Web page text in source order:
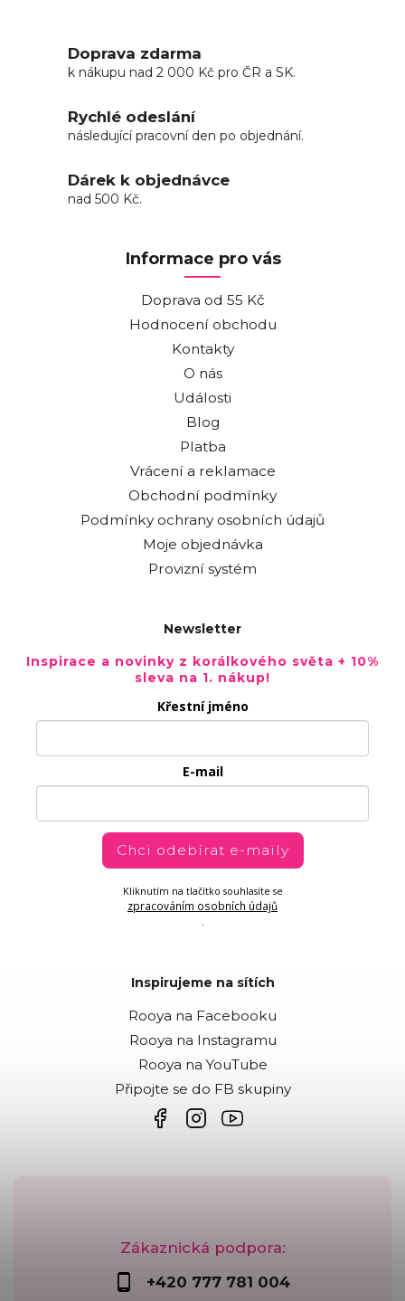
Doprava zdarma
k nákupu nad 2 000 Kč pro ČR a SK.
Rychlé odeslání
následující pracovní den po objednání.
Dárek k objednávce
nad 500 Kč.
Zákaznická podpora:
+420 777 781 004
Informace pro vás
Doprava od 55 Kč
Hodnocení obchodu
Kontakty
O nás
Události
Blog
Platba
Vrácení a reklamace
Obchodní podmínky
Podmínky ochrany osobních údajů
Moje objednávka
Provizní systém
Newsletter
Inspirace a novinky z korálkového světa + 10%
sleva na 1. nákup!
Křestní jméno
E-mail
Chci odebírat e-maily
Kliknutím na tlačítko souhlasíte se
zpracováním osobních údajů
.
Inspirujeme na sítích
Rooya na Facebooku
Rooya na Instagramu
Rooya na YouTube
Připojte se do FB skupiny